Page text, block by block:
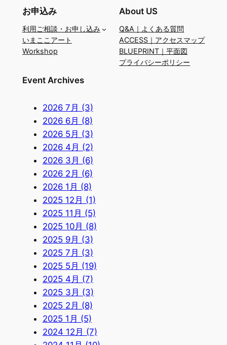
お申込み
利用ご相談・お申し込み
いまここアート
Workshop
About US
Q&A｜よくある質問
ACCESS｜アクセスマップ
BLUEPRINT｜平面図
プライバシーポリシー
Event Archives
2026 7月 (3)
2026 6月 (8)
2026 5月 (3)
2026 4月 (2)
2026 3月 (6)
2026 2月 (6)
2026 1月 (8)
2025 12月 (1)
2025 11月 (5)
2025 10月 (8)
2025 9月 (3)
2025 7月 (3)
2025 5月 (19)
2025 4月 (7)
2025 3月 (3)
2025 2月 (8)
2025 1月 (5)
2024 12月 (7)